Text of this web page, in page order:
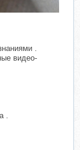
.
видео-
.